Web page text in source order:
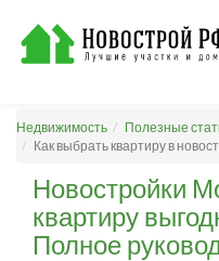
Недвижимость Полезные
Как выбрать квартиру в
Новостройки
квартиру
Полное